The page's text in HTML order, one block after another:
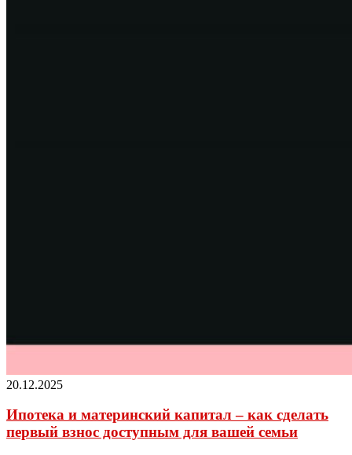
20.12.2025
Ипотека и материнский капитал – как сделать
первый взнос доступным для вашей семьи